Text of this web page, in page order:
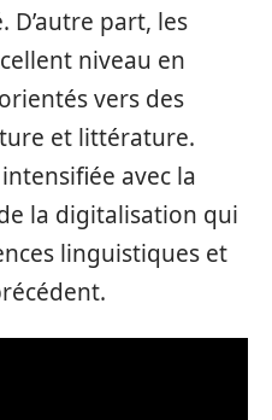
D’autre part, les
niveau en
vers des
et littérature.
avec la
la digitalisation qui
linguistiques et